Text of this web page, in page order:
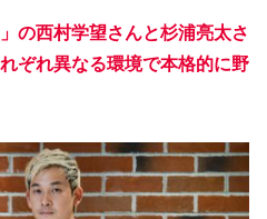
の西村学望さんと杉浦亮太さ
ぞれ異なる環境で本格的に野